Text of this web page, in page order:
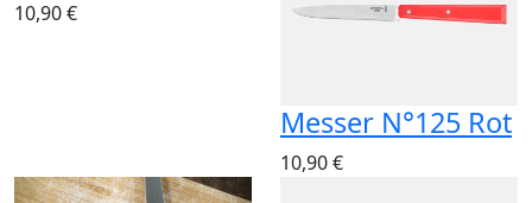
10,90 €
Messer N°125 Rot
10,90 €